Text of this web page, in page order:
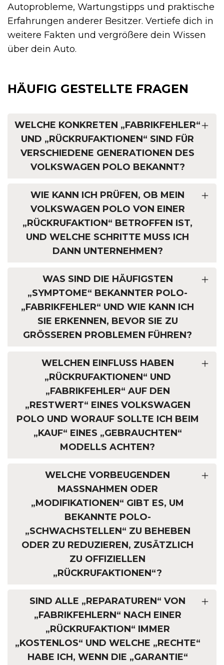
Autoprobleme, Wartungstipps und praktische
Erfahrungen anderer Besitzer. Vertiefe dich in
weitere Fakten und vergrößere dein Wissen
über dein Auto.
HÄUFIG GESTELLTE FRAGEN
WELCHE KONKRETEN „FABRIKFEHLER“
UND „RÜCKRUFAKTIONEN“ SIND FÜR
VERSCHIEDENE GENERATIONEN DES
VOLKSWAGEN POLO BEKANNT?
WIE KANN ICH PRÜFEN, OB MEIN
VOLKSWAGEN POLO VON EINER
„RÜCKRUFAKTION“ BETROFFEN IST,
UND WELCHE SCHRITTE MUSS ICH
DANN UNTERNEHMEN?
WAS SIND DIE HÄUFIGSTEN
„SYMPTOME“ BEKANNTER POLO-
„FABRIKFEHLER“ UND WIE KANN ICH
SIE ERKENNEN, BEVOR SIE ZU
GRÖSSEREN PROBLEMEN FÜHREN?
WELCHEN EINFLUSS HABEN
„RÜCKRUFAKTIONEN“ UND
„FABRIKFEHLER“ AUF DEN
„RESTWERT“ EINES VOLKSWAGEN
POLO UND WORAUF SOLLTE ICH BEIM
„KAUF“ EINES „GEBRAUCHTEN“
MODELLS ACHTEN?
WELCHE VORBEUGENDEN
MASSNAHMEN ODER „
MODIFIKATIONEN“ GIBT ES, UM B
EKANNTE POLO-„
SCHWACHSTELLEN“ ZU BEHEBEN O
DER ZU REDUZIEREN, ZUSÄTZLICH Z
U OFFIZIELLEN „
RÜCKRUFAKTIONEN“?
SIND ALLE „REPARATUREN“ VON
„FABRIKFEHLERN“ NACH EINER
„RÜCKRUFAKTION“ IMMER
„KOSTENLOS“ UND WELCHE „RECHTE“
HABE ICH, WENN DIE „GARANTIE“